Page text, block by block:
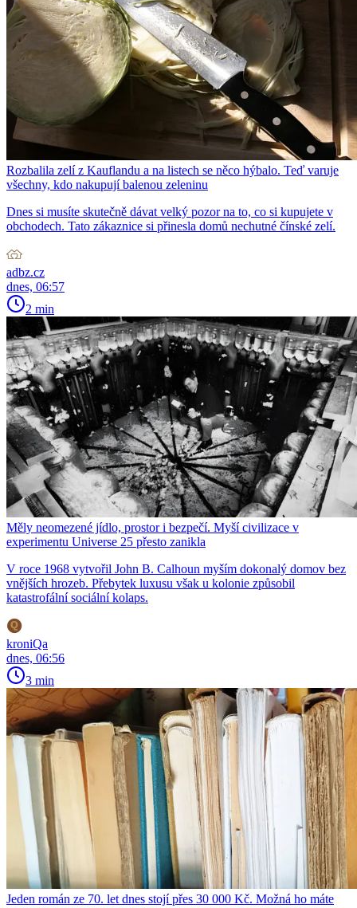
Rozbalila zelí z Kauflandu a na listech se něco hýbalo. Teď varuje
všechny, kdo nakupují balenou zeleninu
Dnes si musíte skutečně dávat velký pozor na to, co si kupujete v
obchodech. Tato zákaznice si přinesla domů nechutné čínské zelí.
adbz.cz
dnes, 06:57
2 min
Měly neomezené jídlo, prostor i bezpečí. Myší civilizace v
experimentu Universe 25 přesto zanikla
V roce 1968 vytvořil John B. Calhoun myším dokonalý domov bez
vnějších hrozeb. Přebytek luxusu však u kolonie způsobil
katastrofální sociální kolaps.
kroniQa
dnes, 06:56
3 min
Jeden román ze 70. let dnes stojí přes 30 000 Kč. Možná ho máte